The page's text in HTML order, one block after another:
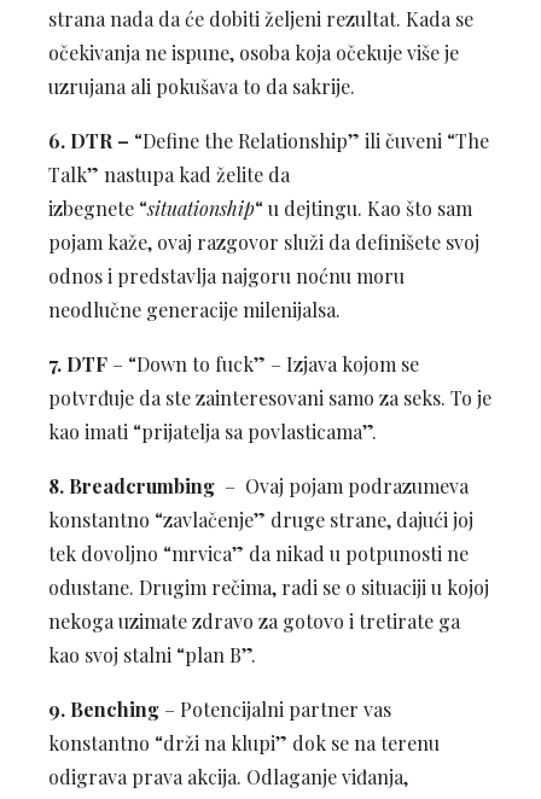
strana nada da će dobiti željeni rezultat. Kada se
očekivanja ne ispune, osoba koja očekuje više je
uzrujana ali pokušava to da sakrije.
6. DTR – “Define the Relationship” ili čuveni “The
Talk” nastupa kad želite da
izbegnete “situationship“ u dejtingu. Kao što sam
pojam kaže, ovaj razgovor služi da definišete svoj
odnos i predstavlja najgoru noćnu moru
neodlučne generacije milenijalsa.
7. DTF – “Down to fuck” – Izjava kojom se
potvrđuje da ste zainteresovani samo za seks. To je
kao imati “prijatelja sa povlasticama”.
8. Breadcrumbing – Ovaj pojam podrazumeva
konstantno “zavlačenje” druge strane, dajući joj
tek dovoljno “mrvica” da nikad u potpunosti ne
odustane. Drugim rečima, radi se o situaciji u kojoj
nekoga uzimate zdravo za gotovo i tretirate ga
kao svoj stalni “plan B”.
9. Benching – Potencijalni partner vas
konstantno “drži na klupi” dok se na terenu
odigrava prava akcija. Odlaganje viđanja,